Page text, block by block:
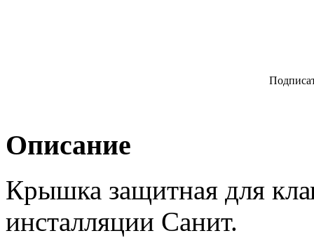
Описание
Крышка защитная для
инсталляции Санит.